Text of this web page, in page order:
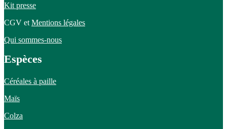
Kit presse
CGV et Mentions légales
Qui sommes-nous
Espèces
Céréales à paille
Maïs
Colza